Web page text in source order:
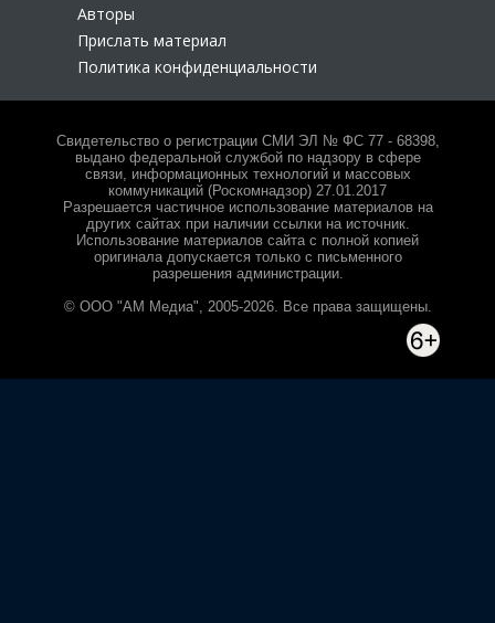
Авторы
Прислать материал
Политика конфиденциальности
Свидетельство о регистрации СМИ ЭЛ № ФС 77 - 68398,
выдано федеральной службой по надзору в сфере
связи, информационных технологий и массовых
коммуникаций (Роскомнадзор) 27.01.2017
Разрешается частичное использование материалов на
других сайтах при наличии ссылки на источник.
Использование материалов сайта с полной копией
оригинала допускается только с письменного
разрешения администрации.
© ООО "АМ Медиа", 2005-2026. Все права защищены.